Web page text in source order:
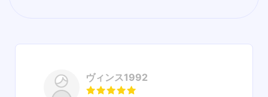
ヴィンス1992